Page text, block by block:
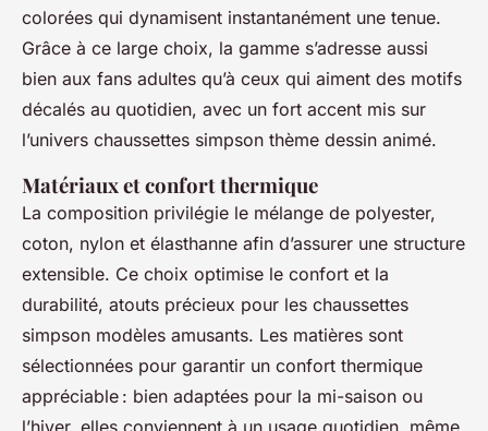
colorées qui dynamisent instantanément une tenue.
Grâce à ce large choix, la gamme s’adresse aussi
bien aux fans adultes qu’à ceux qui aiment des motifs
décalés au quotidien, avec un fort accent mis sur
l’univers chaussettes simpson thème dessin animé.
Matériaux et confort thermique
La composition privilégie le mélange de polyester,
coton, nylon et élasthanne afin d’assurer une structure
extensible. Ce choix optimise le confort et la
durabilité, atouts précieux pour les chaussettes
simpson modèles amusants. Les matières sont
sélectionnées pour garantir un confort thermique
appréciable : bien adaptées pour la mi-saison ou